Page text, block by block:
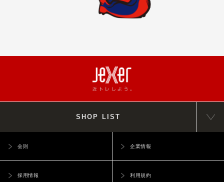
SHOP LIST
会則 企業情報
採用情報 利用規約